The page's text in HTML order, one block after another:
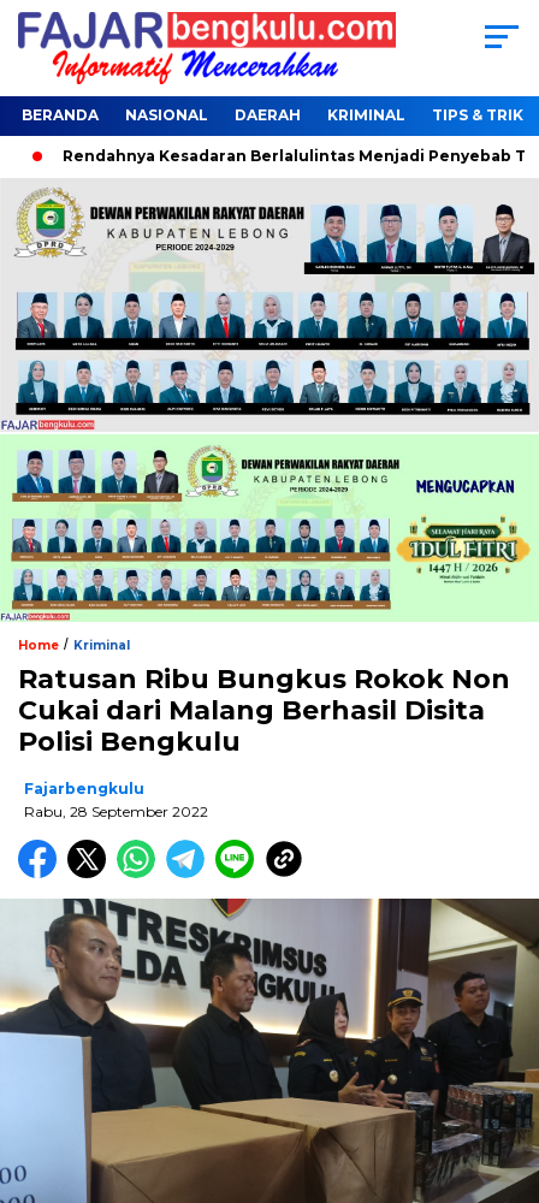
BERANDA NASIONAL DAERAH KRIMINAL TIPS & TRIK
Rendahnya Kesadaran Berlalulintas Menjadi Penyebab
Home / Kriminal
Ratusan Ribu Bungkus Rokok Non
Cukai dari Malang Berhasil Disita
Polisi Bengkulu
Fajarbengkulu
Rabu, 28 September 2022